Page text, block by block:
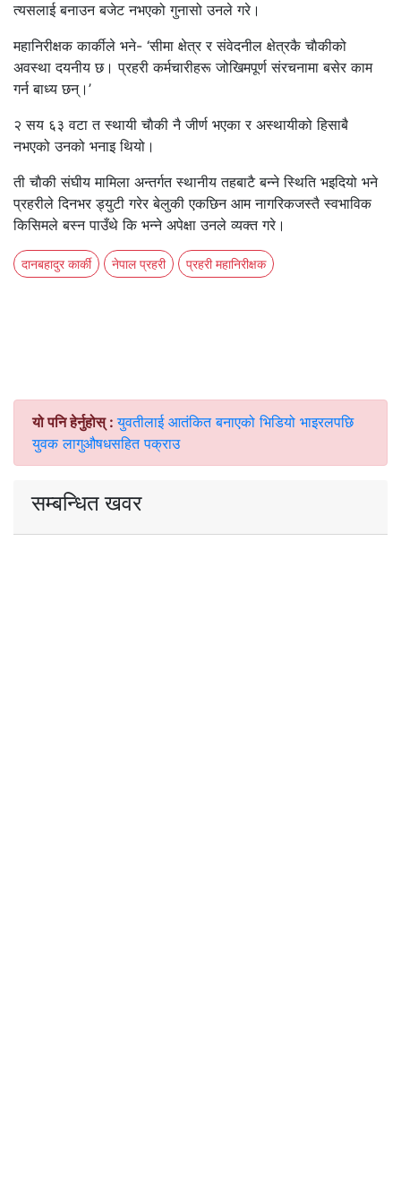
त्यसलाई बनाउन बजेट नभएको गुनासो उनले गरे।
महानिरीक्षक कार्कीले भने- ‘सीमा क्षेत्र र संवेदनील क्षेत्रकै चाैकीको
अवस्था दयनीय छ। प्रहरी कर्मचारीहरू जोखिमपूर्ण संरचनामा बसेर काम
गर्न बाध्य छन्।’
२ सय ६३ वटा त स्थायी चाैकी नै जीर्ण भएका र अस्थायीको हिसाबै
नभएको उनको भनाइ थियो।
ती चाैकी संघीय मामिला अन्तर्गत स्थानीय तहबाटै बन्ने स्थिति भइदियो भने
प्रहरीले दिनभर ड्युटी गरेर बेलुकी एकछिन आम नागरिकजस्तै स्वभाविक
किसिमले बस्न पाउँथे कि भन्ने अपेक्षा उनले व्यक्त गरे।
दानबहादुर कार्की नेपाल प्रहरी प्रहरी महानिरीक्षक
यो पनि हेर्नुहोस् :युवतीलाई आतंकित बनाएको भिडियो भाइरलपछि
युवक लागुऔषधसहित पक्राउ
सम्बन्धित खवर